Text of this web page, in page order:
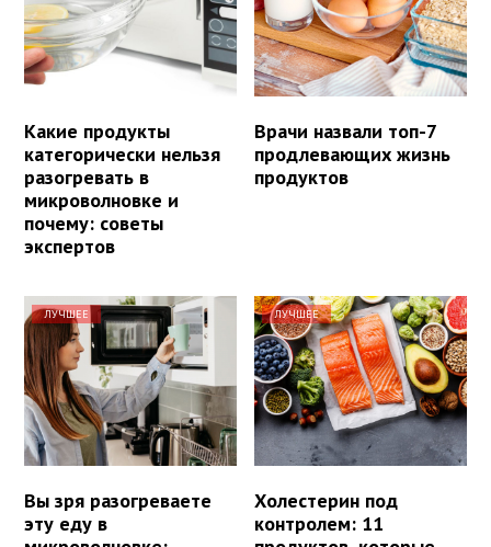
Какие продукты
категорически нельзя
разогревать в
микроволновке и
почему: советы
экспертов
Врачи назвали топ-7
продлевающих жизнь
продуктов
ЛУЧШЕЕ
Вы зря разогреваете
эту еду в
ЛУЧШЕЕ
Холестерин под
контролем: 11